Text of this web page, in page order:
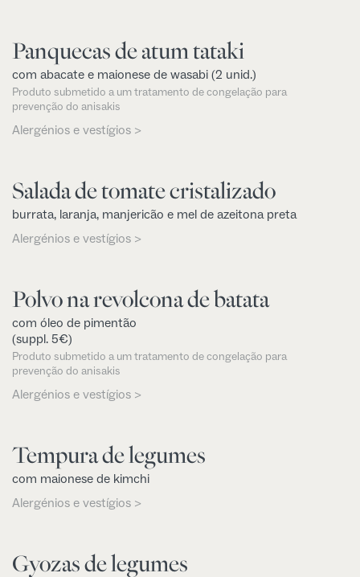
Panquecas de atum tataki
com abacate e maionese de wasabi (2 unid.)
Produto submetido a um tratamento de congelação para
prevenção do anisakis
Alergénios e vestígios >
Salada de tomate cristalizado
burrata, laranja, manjericão e mel de azeitona preta
Alergénios e vestígios >
Polvo na revolcona de batata
com óleo de pimentão
(suppl. 5€)
Produto submetido a um tratamento de congelação para
prevenção do anisakis
Alergénios e vestígios >
Tempura de legumes
com maionese de kimchi
Alergénios e vestígios >
Gyozas de legumes